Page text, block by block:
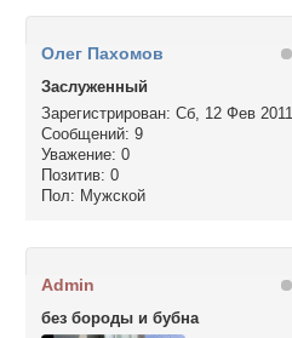
Олег Пахомов
Заслуженный
Зарегистрирован: Сб, 12 Фев 2011
Сообщений: 9
Уважение: 0
Позитив: 0
Пол: Мужской
Admin
без бороды и бубна